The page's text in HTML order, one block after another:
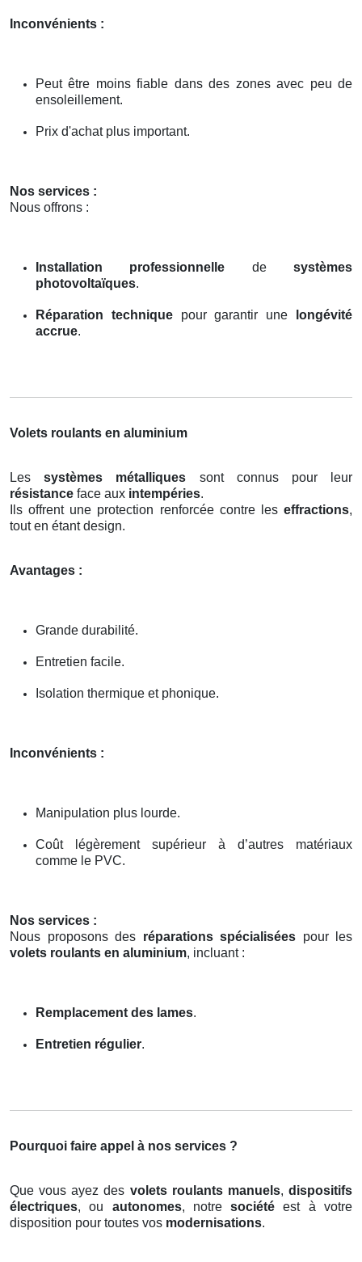
Inconvénients :
Peut être moins fiable dans des zones avec peu de
ensoleillement.
Prix d'achat plus important.
Nos services :
Nous offrons :
Installation professionnelle desystèmes
photovoltaïques.
Réparation techniquepour garantir une
longévité
accrue.
Volets roulants en aluminium
Lessystèmes métalliques sont connus pour leur
résistance face aux intempéries.
Ils offrent une protection renforcée contre les effractions,
tout en étant design.
Avantages :
Grande durabilité.
Entretien facile.
Isolation thermique et phonique.
Inconvénients :
Manipulation plus lourde.
Coût légèrement supérieur à d’autres matériaux
comme le PVC.
Nos services :
Nous proposons des réparations spécialisées pour les
volets roulants en aluminium, incluant :
Remplacement des lames.
Entretien régulier.
Pourquoi faire appel à nos services ?
Que vous ayez des volets roulants manuels,dispositifs
électriques, ou autonomes, notresociété est à votre
disposition pour toutes vos modernisations.